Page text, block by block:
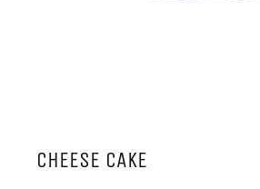
CHEESE CAKE